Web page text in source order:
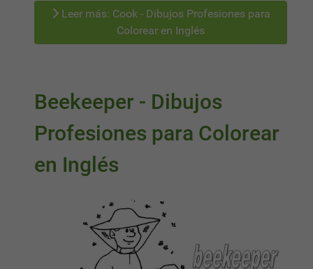
Leer más: Cook - Dibujos Profesiones para
Colorear en Inglés
Beekeeper - Dibujos
Profesiones para Colorear
en Inglés